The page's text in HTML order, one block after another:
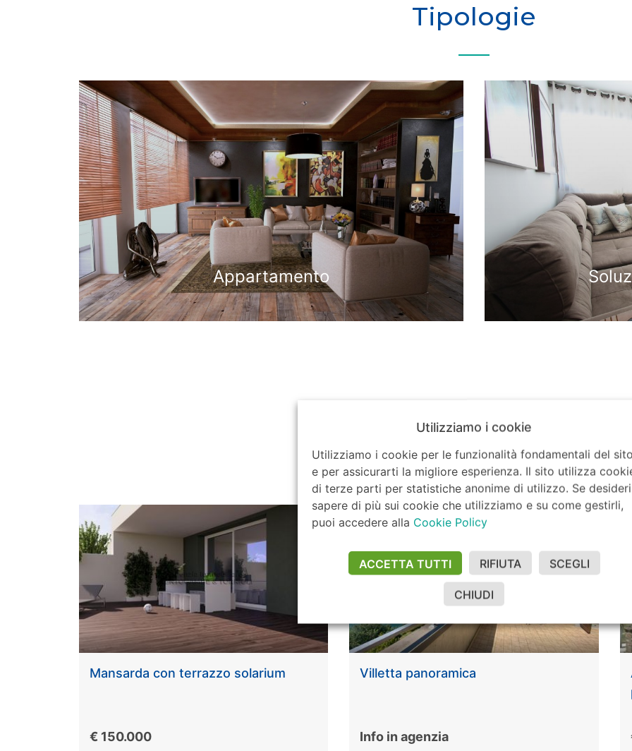
Tipologie
Appartamento
In Evidenza
Mansarda con terrazzo solarium
€ 150.000
Villetta panoramica
Info in agenzia
Utilizziamo i cookie
Utilizziamo i cookie per le funzionalità fondamentali del
e per assicurarti la migliore esperienza. Il sito utilizza
di terze parti per statistiche anonime di utilizzo. Se desideri
sapere di più sui cookie che utilizziamo e su come gestirli,
puoi accedere alla Cookie Policy
ACCETTA TUTTI RIFIUTA SCEGLI
CHIUDI